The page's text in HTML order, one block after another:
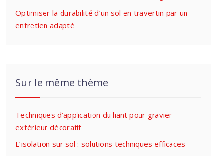
Optimiser la durabilité d’un sol en travertin par un
entretien adapté
Sur le même thème
Techniques d’application du liant pour gravier
extérieur décoratif
L’isolation sur sol : solutions techniques efficaces